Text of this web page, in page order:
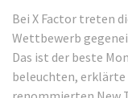
Bei X Factor treten
Wettbewerb
Das ist der beste
beleuchten,